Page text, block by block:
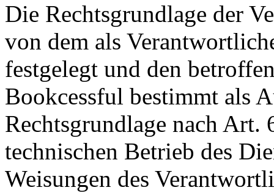
Die Rechtsgrundlage der
von dem als
festgelegt und den
Bookcessful bestimmt als
Rechtsgrundlage nach
technischen Betrieb des
Weisungen des